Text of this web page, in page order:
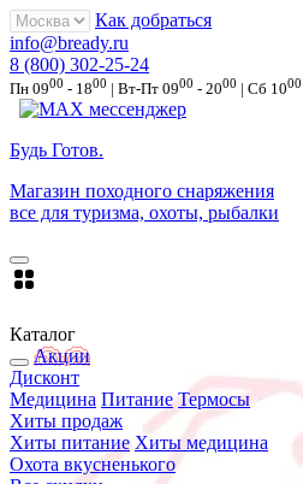
Как добраться
info@bready.ru
8 (800) 302-25-24
Пн 0900 - 1800 | Вт-Пт 0900 - 2000 | Сб 1000
Будь Готов.
Магазин походного снаряжения
все для туризма, охоты, рыбалки
Каталог
Акции
Дисконт
Медицина Питание Термосы
Хиты продаж
Хиты питание Хиты медицина
Охота вкусненького